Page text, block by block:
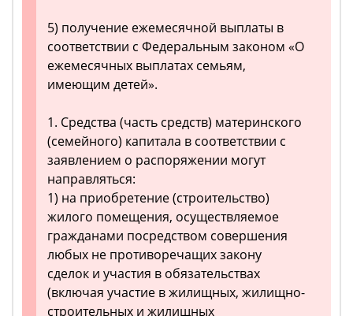
5) получение ежемесячной выплаты в
соответствии с Федеральным законом «О
ежемесячных выплатах семьям,
имеющим детей».
1. Средства (часть средств) материнского
(семейного) капитала в соответствии с
заявлением о распоряжении могут
направляться:
1) на приобретение (строительство)
жилого помещения, осуществляемое
гражданами посредством совершения
любых не противоречащих закону
сделок и участия в обязательствах
(включая участие в жилищных, жилищно-
строительных и жилищных